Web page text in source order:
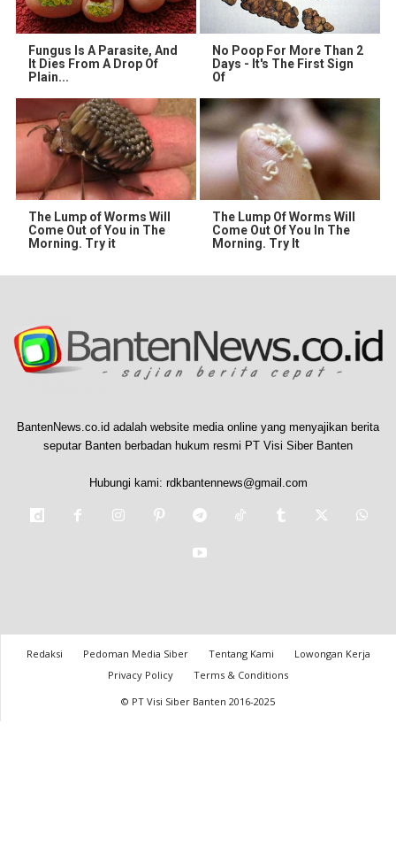
Fungus Is A Parasite, And
It Dies From A Drop Of
Plain...
No Poop For More Than 2
Days - It's The First Sign
Of
The Lump of Worms Will
Come Out of You in The
Morning. Try it
The Lump Of Worms Will
Come Out Of You In The
Morning. Try It
BantenNews.co.id adalah website media online yang menyajikan berita
seputar Banten berbadan hukum resmi PT Visi Siber Banten
Hubungi kami: rdkbantennews@gmail.com
Redaksi Pedoman Media Siber Tentang Kami
Lowongan Kerja
Privacy Policy
Terms & Conditions
© PT Visi Siber Banten 2016-2025